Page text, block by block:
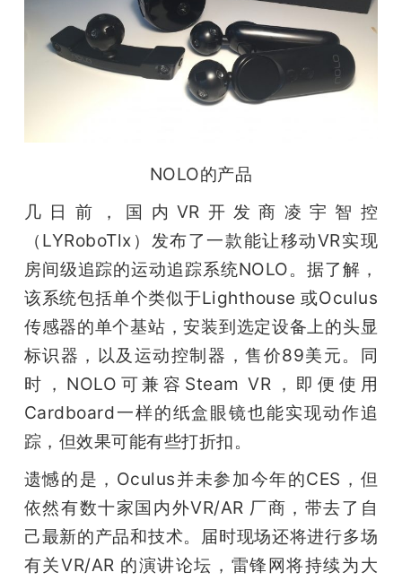
NOLO的产品
几日前，国内VR开发商凌宇智控
（LYRoboTlx）发布了一款能让移动VR实现
房间级追踪的运动追踪系统NOLO。据了解，
该系统包括单个类似于Lighthouse 或Oculus
传感器的单个基站，安装到选定设备上的头显
标识器，以及运动控制器，售价89美元。同
时，NOLO可兼容Steam VR，即便使用
Cardboard一样的纸盒眼镜也能实现动作追
踪，但效果可能有些打折扣。
遗憾的是，Oculus并未参加今年的CES，但
依然有数十家国内外VR/AR 厂商，带去了自
己最新的产品和技术。届时现场还将进行多场
有关VR/AR 的演讲论坛，雷锋网将持续为大